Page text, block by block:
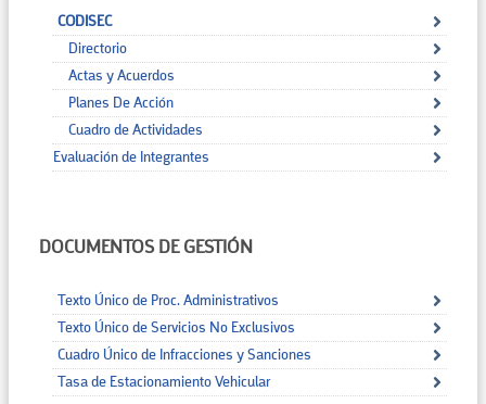
CODISEC
Directorio
Actas y Acuerdos
Planes De Acción
Cuadro de Actividades
Evaluación de Integrantes
DOCUMENTOS DE GESTIÓN
Texto Único de Proc. Administrativos
Texto Único de Servicios No Exclusivos
Cuadro Único de Infracciones y Sanciones
Tasa de Estacionamiento Vehicular